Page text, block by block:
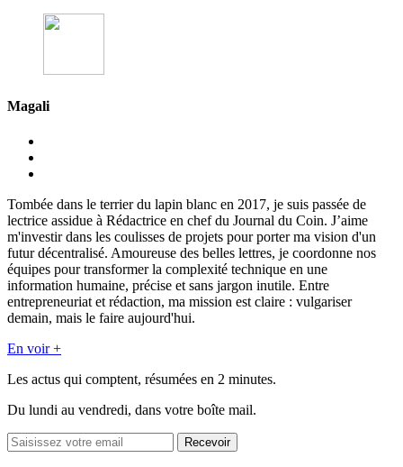
Magali
Tombée dans le terrier du lapin blanc en 2017, je suis passée de
lectrice assidue à Rédactrice en chef du Journal du Coin. J’aime
m'investir dans les coulisses de projets pour porter ma vision d'un
futur décentralisé. Amoureuse des belles lettres, je coordonne nos
équipes pour transformer la complexité technique en une
information humaine, précise et sans jargon inutile. Entre
entrepreneuriat et rédaction, ma mission est claire : vulgariser
demain, mais le faire aujourd'hui.
En voir +
Les actus qui comptent, résumées en 2 minutes.
Du lundi au vendredi, dans votre boîte mail.
Recevoir